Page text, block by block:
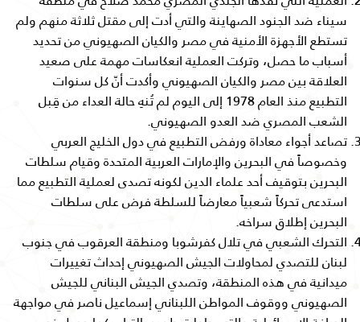
سيناء ضد الجنود الصهاينة والتي أدت إلى مقتل ثلاثة منهم ولم
تستطع الأجهزة الأمنية في مصر والكيان الصهيوني من تحديد
أسباب ما حصل، وتركت العملية انعكاسات مهمة على صعيد
العلاقة بين مصر والكيان الصهيوني وأكدت أنّ كل سنوات
التطبيع منذ العام 1978 إلى اليوم لم تُنهِ حالة العداء من قِبل
الشعب المصري ضد العدو الصهيوني.
تصاعد أجواء معاداة ورفض التطبيع في دول الخليج العربي
وخصوصاً في البحرين والإمارات العربية المتحدة وقيام سلطات
البحرين بتوقيف أحد علماء الدين لكونه تصدى لعملية التطبيع مما
استدعى تحركاً شعبياً معارضاً للسلطة فرض على سلطات
البحرين إطلاق سراخه.
التحرك الشعبي في تلال كفرشوبا ومنطقة العرقوب في جنوب
لبنان للتصدي لمحاولات الجيش الصهيوني إحداث تغييرات
ميدانية في هذه المنطقة، وتصدي الجيش البناني للجيش
الصهيوني ووقوف المواطن اللبناني إسماعيل ناصر في مواجهة